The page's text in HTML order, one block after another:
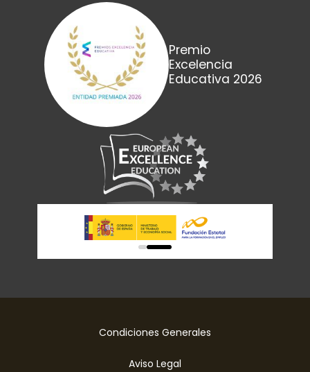
Premio
Excelencia
Educativa 2026
0 1
Condiciones Generales
Aviso Legal